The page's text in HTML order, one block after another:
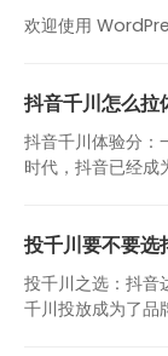
欢迎使用
抖音千川怎么拉
抖音千川体验分：
时代，抖音已经成
投千川要不要选
投千川之选：抖音
千川投放成为了品